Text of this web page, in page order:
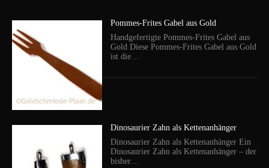
Pommes-Frites Gabel aus Gold
Handgefertigte Pommes-Frites Gabel aus
Gold Diese Pommes-Frites Gabel aus Gold
ist die…
Dinosaurier Zahn als Kettenanhänger
Dinosaurier Zahn als Kettenanhänger Ein
Dinosaurier Zahn als Kettenanhänger – der
bisher…